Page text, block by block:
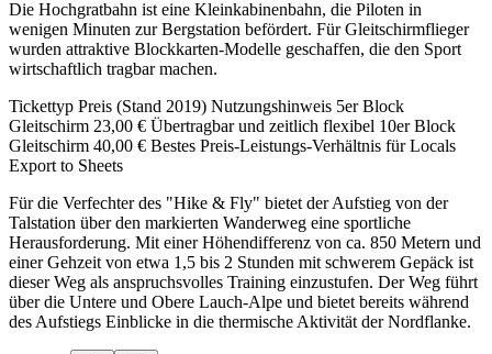
Die Hochgratbahn ist eine Kleinkabinenbahn, die Piloten in
wenigen Minuten zur Bergstation befördert. Für Gleitschirmflieger
wurden attraktive Blockkarten-Modelle geschaffen, die den Sport
wirtschaftlich tragbar machen.
Tickettyp Preis (Stand 2019) Nutzungshinweis 5er Block
Gleitschirm 23,00 € Übertragbar und zeitlich flexibel 10er Block
Gleitschirm 40,00 € Bestes Preis-Leistungs-Verhältnis für Locals
Export to Sheets
Für die Verfechter des "Hike & Fly" bietet der Aufstieg von der
Talstation über den markierten Wanderweg eine sportliche
Herausforderung. Mit einer Höhendifferenz von ca. 850 Metern und
einer Gehzeit von etwa 1,5 bis 2 Stunden mit schwerem Gepäck ist
dieser Weg als anspruchsvolles Training einzustufen. Der Weg führt
über die Untere und Obere Lauch-Alpe und bietet bereits während
des Aufstiegs Einblicke in die thermische Aktivität der Nordflanke.